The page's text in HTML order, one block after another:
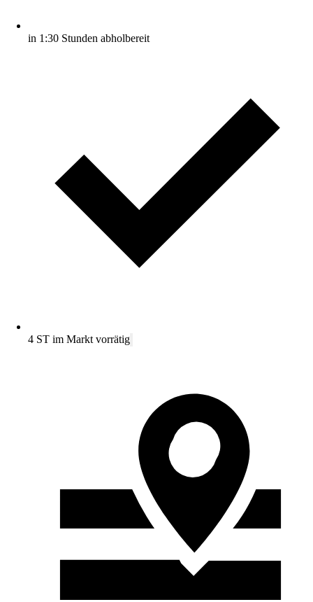
in 1:30 Stunden abholbereit
4 ST im Markt vorrätig